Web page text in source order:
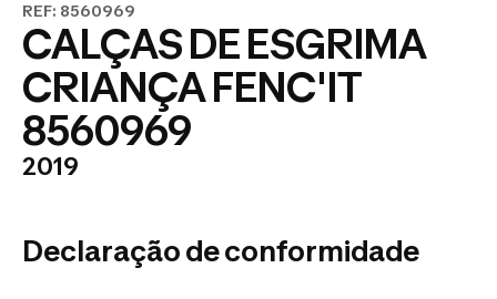
REF: 8560969
CALÇAS DE ESGRIMA
CRIANÇA FENC'IT
8560969
2019
Declaração de conformidade